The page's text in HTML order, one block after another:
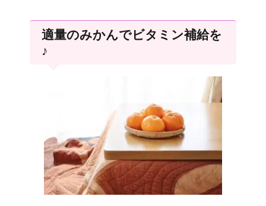
適量のみかんでビタミン補給を
♪